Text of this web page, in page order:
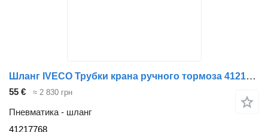
Шланг IVECO Трубки крана ручного тормоза 41217768 для грузовика IVECO STRALIS
55 € ≈ 2 830 грн
Пневматика - шланг
41217768